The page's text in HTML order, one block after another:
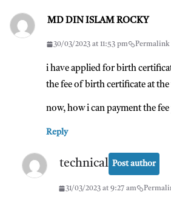
MD DIN ISLAM ROCKY
30/03/2023 at 11:53 pm Permalink
i have applied for birth
the fee of birth certificate at
now, how i can payment the fee
Reply
technical Post author
31/03/2023 at 9:27 am